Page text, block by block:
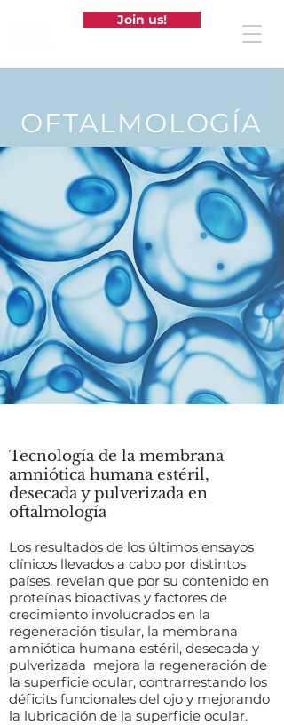
Join us!
OFTALMOLOGÍA
Tecnología de la membrana
amniótica humana estéril,
desecada y pulverizada en
oftalmología
Los resultados de los últimos ensayos
clínicos llevados a cabo por distintos
países, revelan que por su contenido en
proteínas bioactivas y factores de
crecimiento involucrados en la
regeneración tisular, la membrana
amniótica humana estéril, desecada y
pulverizada mejora la regeneración de
la superficie ocular, contrarrestando los
déficits funcionales del ojo y mejorando
la lubricación de la superficie ocular.